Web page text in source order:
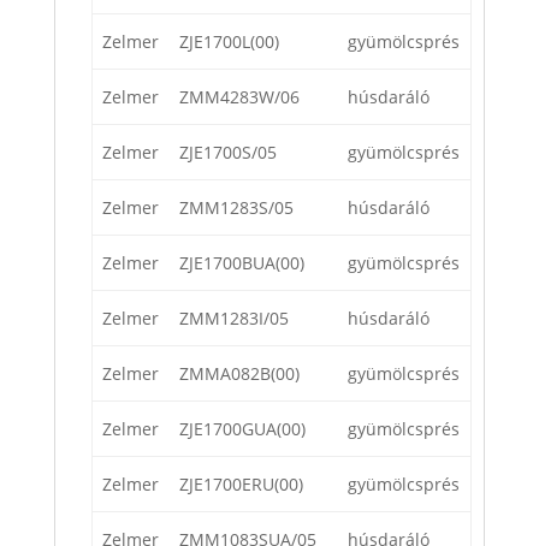
Zelmer ZJE1700L(00) gyümölcsprés
Zelmer ZMM4283W/06 húsdaráló
Zelmer ZJE1700S/05 gyümölcsprés
Zelmer ZMM1283S/05 húsdaráló
Zelmer ZJE1700BUA(00) gyümölcsprés
Zelmer ZMM1283I/05 húsdaráló
Zelmer ZMMA082B(00) gyümölcsprés
Zelmer ZJE1700GUA(00) gyümölcsprés
Zelmer ZJE1700ERU(00) gyümölcsprés
Zelmer ZMM1083SUA/05 húsdaráló